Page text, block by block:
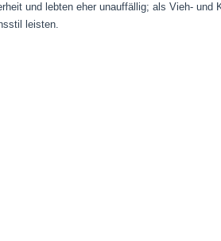
und lebten eher unauffällig; als Vieh- und
leisten.